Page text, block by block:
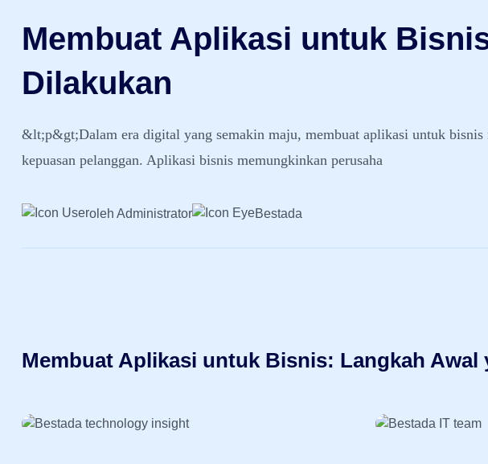
Membuat Aplikasi untuk
Dilakukan
&lt;p&gt;Dalam era digital yang semakin maju, membuat aplikasi untuk
kepuasan pelanggan. Aplikasi bisnis memungkinkan perusaha
oleh Administrator Bestada
Membuat Aplikasi untuk Bisnis: Langkah Awal